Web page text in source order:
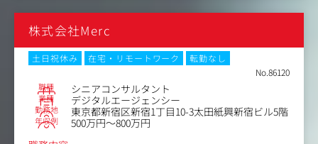
担当案件で安定して成果を出す
継続的に数値を伸ばせる状態の構築
仮説検証を高速で回し続ける
・志向性
成果（粗利）への強いコミット
当事者意識を持ち、やり切る力
指示待ちではなく自走する姿勢
株式会社Merc
土日祝休み 在宅・リモートワーク
転勤なし
No.86120
職種 シニアコンサルタント
業種 デジタルエージェンシー
勤務地 東京都新宿区新宿1丁目10-3太田紙興新宿ビル5階
年収例
500万円～800万円